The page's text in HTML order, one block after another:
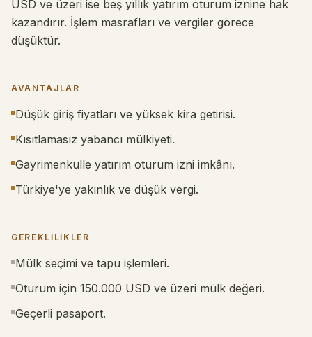
USD ve üzeri ise beş yıllık yatırım oturum iznine hak
kazandırır. İşlem masrafları ve vergiler görece
düşüktür.
AVANTAJLAR
Düşük giriş fiyatları ve yüksek kira getirisi.
Kısıtlamasız yabancı mülkiyeti.
Gayrimenkulle yatırım oturum izni imkânı.
Türkiye'ye yakınlık ve düşük vergi.
GEREKLILIKLER
Mülk seçimi ve tapu işlemleri.
Oturum için 150.000 USD ve üzeri mülk değeri.
Geçerli pasaport.